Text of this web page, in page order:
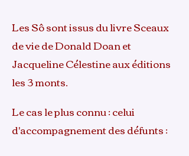
Les Sô sont issus du livre Sceaux
de vie de Donald Doan et
Jacqueline Célestine aux éditions
les 3 monts.
Le cas le plus connu : celui
d'accompagnement des défunts :